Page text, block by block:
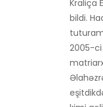
Kraliça
bildi.
2005-ci